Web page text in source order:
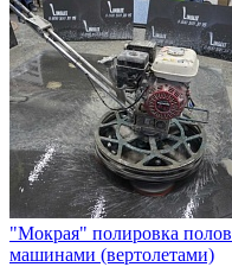
"Мокрая" полировка
машинами (вертолетами)